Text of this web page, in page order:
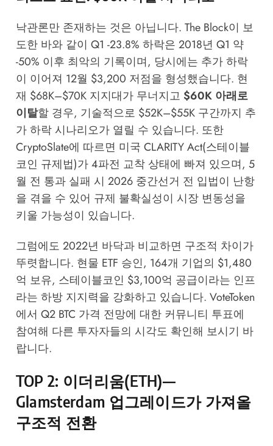
낙관론만 존재하는 것은 아닙니다. The Block이 보
도한 바와 같이 Q1 -23.8% 하락은 2018년 Q1 약
-50% 이후 최악의 기록이며, 당시에는 추가 하락
이 이어져 12월 $3,200 저점을 형성했습니다. 현
재 $68K–$70K 지지대가 무너지고 $60K 아래로
이탈할 경우, 기술적으로 $52K–$55K 구간까지 추
가 하락 시나리오가 열릴 수 있습니다. 또한
CryptoSlate에 따르면 미국 CLARITY Act(스테이블
코인 규제법)가 4파전 교착 상태에 빠져 있으며, 5
월 전 통과 실패 시 2026 중간선거 전 입법이 난항
을 겪을 수 있어 규제 불확실성이 시장 변동성을
키울 가능성이 있습니다.
그럼에도 2022년 바닥과 비교하면 구조적 차이가
뚜렷합니다. 현물 ETF 승인, 164개 기업의 $1,480
억 보유, 스테이블코인 $3,100억 공급이라는 인프
라는 하방 지지력을 강화하고 있습니다. VoteToken
에서 Q2 BTC 가격 전망에 대한 커뮤니티 투표에
참여해 다른 투자자들의 시각도 확인해 보시기 바
랍니다.
TOP 2: 이더리움(ETH)—
Glamsterdam 업그레이드가 가져올
구조적 전환